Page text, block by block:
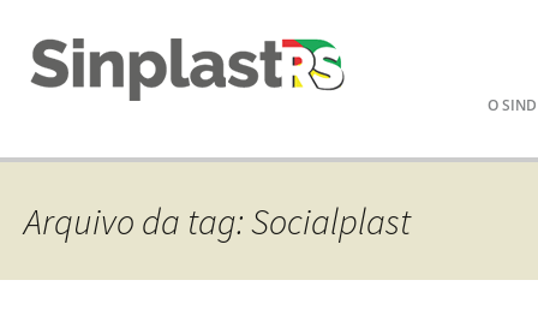
Pular
o
O
Arquivo da tag: Socialplast